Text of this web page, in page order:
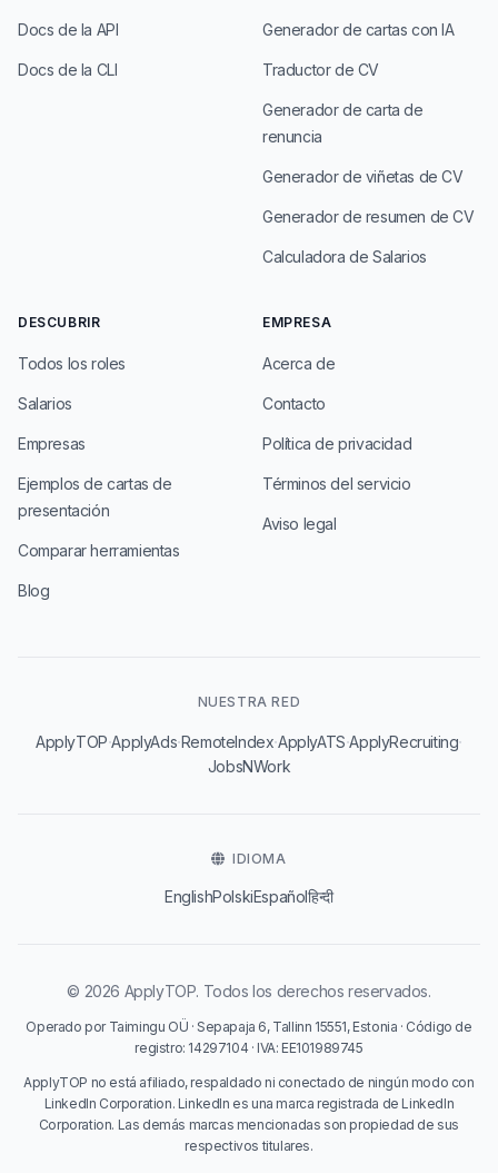
Docs de la API
Docs de la CLI
Generador de cartas con IA
Traductor de CV
Generador de carta de
renuncia
Generador de viñetas de CV
Generador de resumen de CV
Calculadora de Salarios
DESCUBRIR
Todos los roles
Salarios
Empresas
Ejemplos de cartas de
presentación
Comparar herramientas
Blog
EMPRESA
Acerca de
Contacto
Política de privacidad
Términos del servicio
Aviso legal
NUESTRA RED
ApplyTOP·ApplyAds·RemoteIndex·ApplyATS·ApplyRecruiting·
JobsNWork
IDIOMA
EnglishPolskiEspañolहिन्दी
© 2026 ApplyTOP. Todos los derechos reservados.
Operado por Taimingu OÜ · Sepapaja 6, Tallinn 15551, Estonia · Código de
registro: 14297104 · IVA: EE101989745
ApplyTOP no está afiliado, respaldado ni conectado de ningún modo con
LinkedIn Corporation. LinkedIn es una marca registrada de LinkedIn
Corporation. Las demás marcas mencionadas son propiedad de sus
respectivos titulares.